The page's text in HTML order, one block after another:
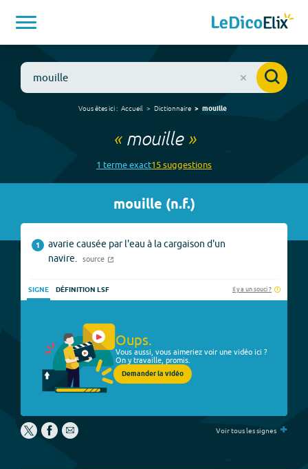
Vous êtes ici : Accueil Dictionnaire mouille
« mouille»
1 termeexact15suggestions
mouille (n.f.)
1
avarie causée par l'eau à la cargaison d'un
navire.
source
SIGNE DÉFINITION LSF Il y a un souci ?
Oups.
Vous aussi, vous aimeriez voir une vidéo ici ?
On y travaille, promis.
Demander la vidéo
Voir tous les signes +